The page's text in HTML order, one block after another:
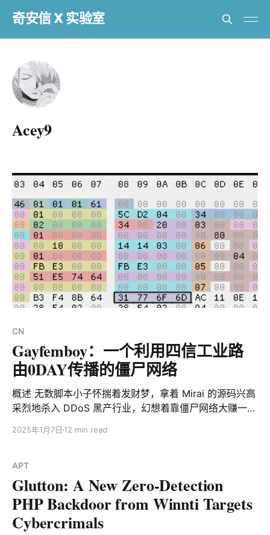
奇安信 X 实验室
Acey9
CN
Gayfemboy：一个利用四信工业路
由0DAY传播的僵尸网络
概述 无数脚本小子怀揣着发财梦，拿着 Mirai 的源码兴高
采烈地杀入 DDoS 黑产行业，幻想着靠僵尸网络大赚一
脸，只给安全社区留下一个又一个只能活跃 3–4 天的
Gayfemboy 僵尸网络首次于 2024 年 2 月初被 XLab 捕
获，并持续活跃至今。它的早期版本并不起眼，仅仅是一
个使用 UPX 加壳的 Mirai 派生版本，毫无新意。然而，
其背后的开发者显然不甘平庸，随后展开了一场激进的迭
代进化之旅。他们从修改上线报文入手，开始尝试 UPX
2025年1月7日 12 min read
APT
Glutton: A New Zero-Detection
PHP Backdoor from Winnti Targets
Cybercrimals